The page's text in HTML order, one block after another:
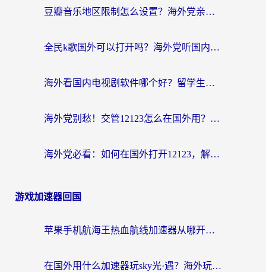
豆瓣音乐地区限制怎么设置？海外党亲测有效的回国加速方案来了
全民k歌国外可以打开吗？海外党听国内音乐听书的实用指南
海外看国内电视剧软件哪个好？留学生亲测有效的追剧加速方案
海外党别愁！交管12123怎么在国外用？一篇搞定回国资源访问难题
海外党必看：如何在国外打开12123，解决小程序登录难题
游戏加速器回国
苹果手机航海王热血航线加速器从哪开启？海外玩家国服畅玩全攻略
在国外用什么加速器玩sky光·遇？海外玩家国服畅玩终极指南（附魔兽世界狂暴传奇解决方案）